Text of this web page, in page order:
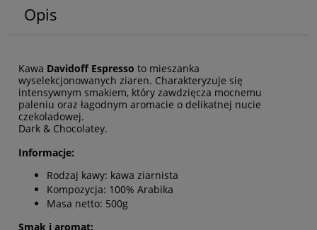
Opis
Kawa Davidoff Espresso to mieszanka
wyselekcjonowanych ziaren. Charakteryzuje się
intensywnym smakiem, który zawdzięcza mocnemu
paleniu oraz łagodnym aromacie o delikatnej nucie
czekoladowej.
Dark & Chocolatey.
Informacje:
Rodzaj kawy: kawa ziarnista
Kompozycja: 100% Arabika
Masa netto: 500g
Smak i aromat: